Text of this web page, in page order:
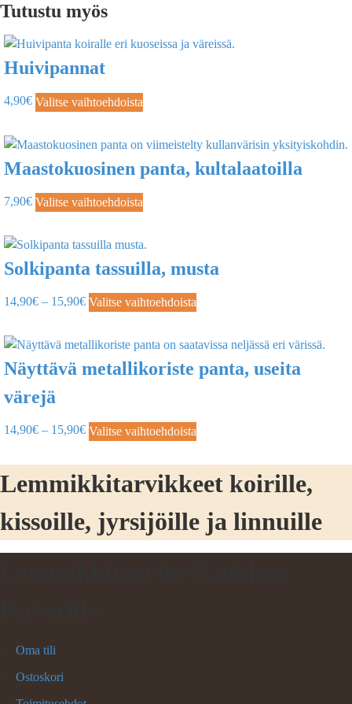
Tutustu myös
Huivipannat
4,90€ Valitse vaihtoehdoista
Maastokuosinen panta, kultalaatoilla
7,90€ Valitse vaihtoehdoista
Solkipanta tassuilla, musta
14,90€ – 15,90€ Valitse vaihtoehdoista
Näyttävä metallikoriste panta, useita
värejä
14,90€ – 15,90€ Valitse vaihtoehdoista
Lemmikkitarvikkeet koirille,
kissoille, jyrsijöille ja linnuille
Oma tili
Ostoskori